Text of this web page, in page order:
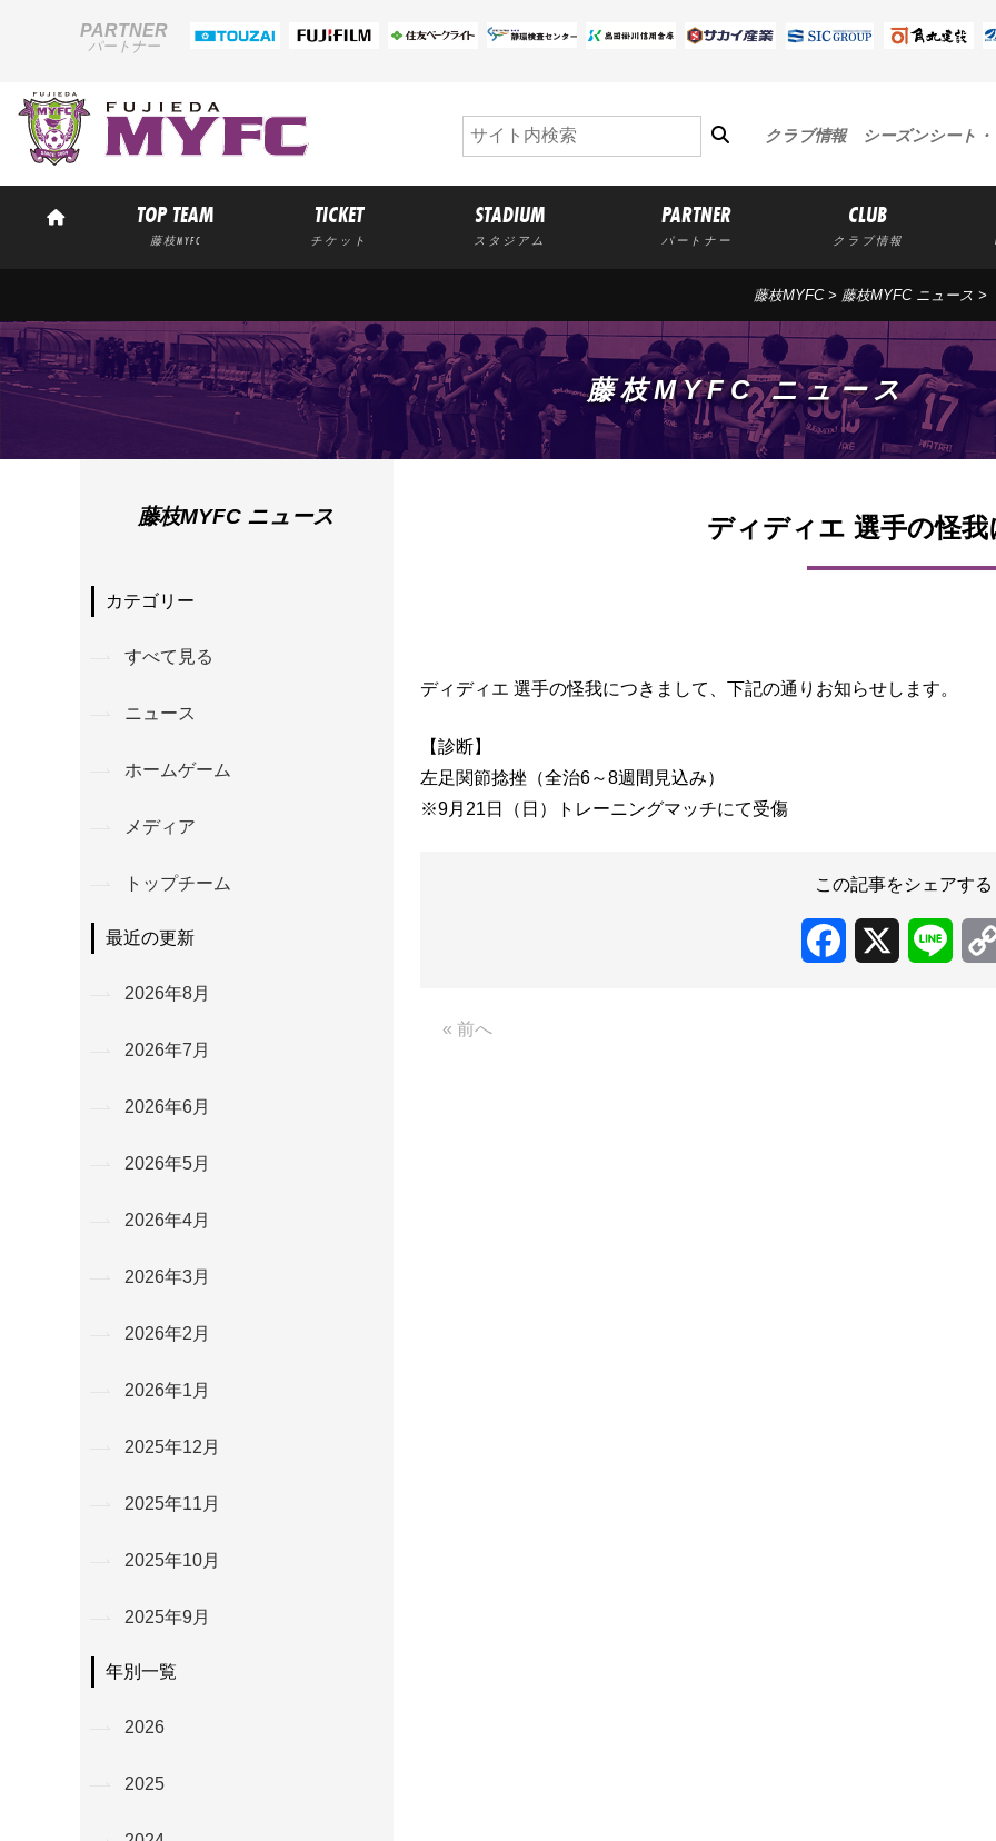
PARTNER
パートナー
クラブ情報 シーズンシート
TOP TEAM
藤枝MYFC
TICKET
チケット
STADIUM
スタジアム
PARTNER
パートナー
CLUB
クラブ情報
藤枝MYFC> 藤枝MYFC ニュース >
藤枝MYFC ニュース
ディディエ 選手の怪
ディディエ 選手の怪我につきまして、下記の通りお知らせします。
【診断】
左足関節捻挫（全治6～8週間見込み）
※9月21日（日）トレーニングマッチにて受傷
この記事をシェアする
Facebook Line
« 前へ
藤枝MYFC ニュース
カテゴリー
すべて見る
ニュース
ホームゲーム
メディア
トップチーム
最近の更新
2026年8月
2026年7月
2026年6月
2026年5月
2026年4月
2026年3月
2026年2月
2026年1月
2025年12月
2025年11月
2025年10月
2025年9月
年別一覧
2026
2025